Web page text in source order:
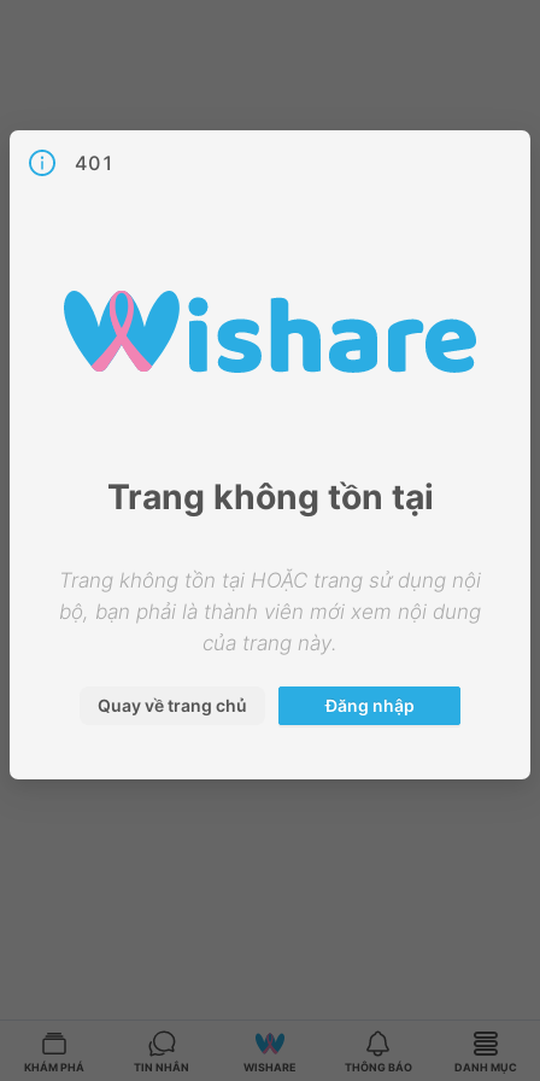
KHÁM PHÁ TIN NHẮN WISHARE THÔNG BÁO DANH MỤC
401
Trang không tồn tại
Trang không tồn tại HOẶC trang sử dụng nội
bộ, bạn phải là thành viên mới xem nội dung
của trang này.
Quay về trang chủ Đăng nhập